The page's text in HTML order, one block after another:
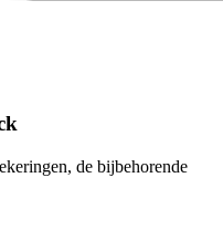
de bijbehorende